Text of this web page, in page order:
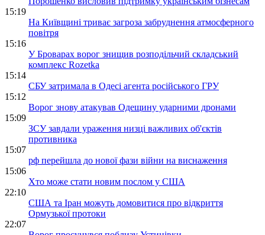
15:19
На Київщині триває загроза забруднення атмосферного
повітря
15:16
У Броварах ворог знищив розподільчий складський
комплекс Rozetka
15:14
СБУ затримала в Одесі агента російського ГРУ
15:12
Ворог знову атакував Одещину ударними дронами
15:09
ЗСУ завдали ураження низці важливих об'єктів
противника
15:07
рф перейшла до нової фази війни на виснаження
15:06
Хто може стати новим послом у США
22:10
США та Іран можуть домовитися про відкриття
Ормузької протоки
22:07